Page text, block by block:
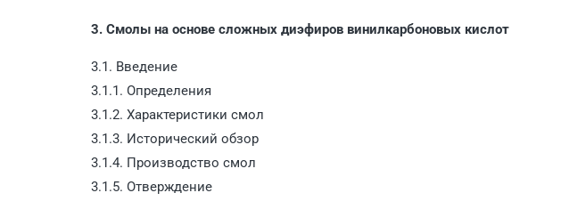
3. Смолы на основе сложных диэфиров винилкарбоновых кислот
3.1. Введение
3.1.1. Определения
3.1.2. Характеристики смол
3.1.3. Исторический обзор
3.1.4. Производство смол
3.1.5. Отверждение